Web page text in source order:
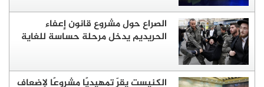
الصراع حول مشروع قانون إعفاء
الحريديم يدخل مرحلة حساسة للغاية
الكنيست يقرّ تمهيديًا مشروعًا لإضعاف